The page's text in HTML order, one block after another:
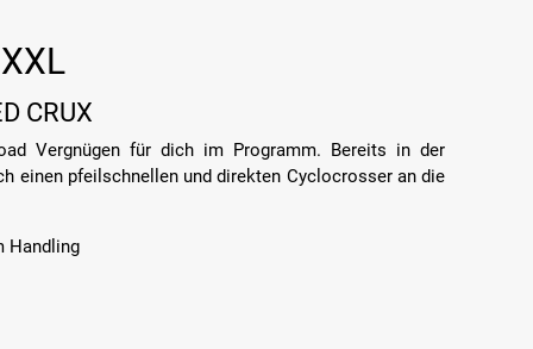
CRUX
Vergnügen für dich im Programm. Bereits in der
einen pfeilschnellen und direkten Cyclocrosser an die
Handling